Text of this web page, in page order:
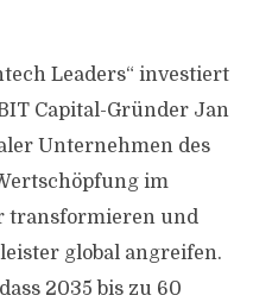
Leaders“ investiert
Capital-Gründer Jan
Unternehmen des
im
transformieren und
global angreifen.
2035 bis zu 60